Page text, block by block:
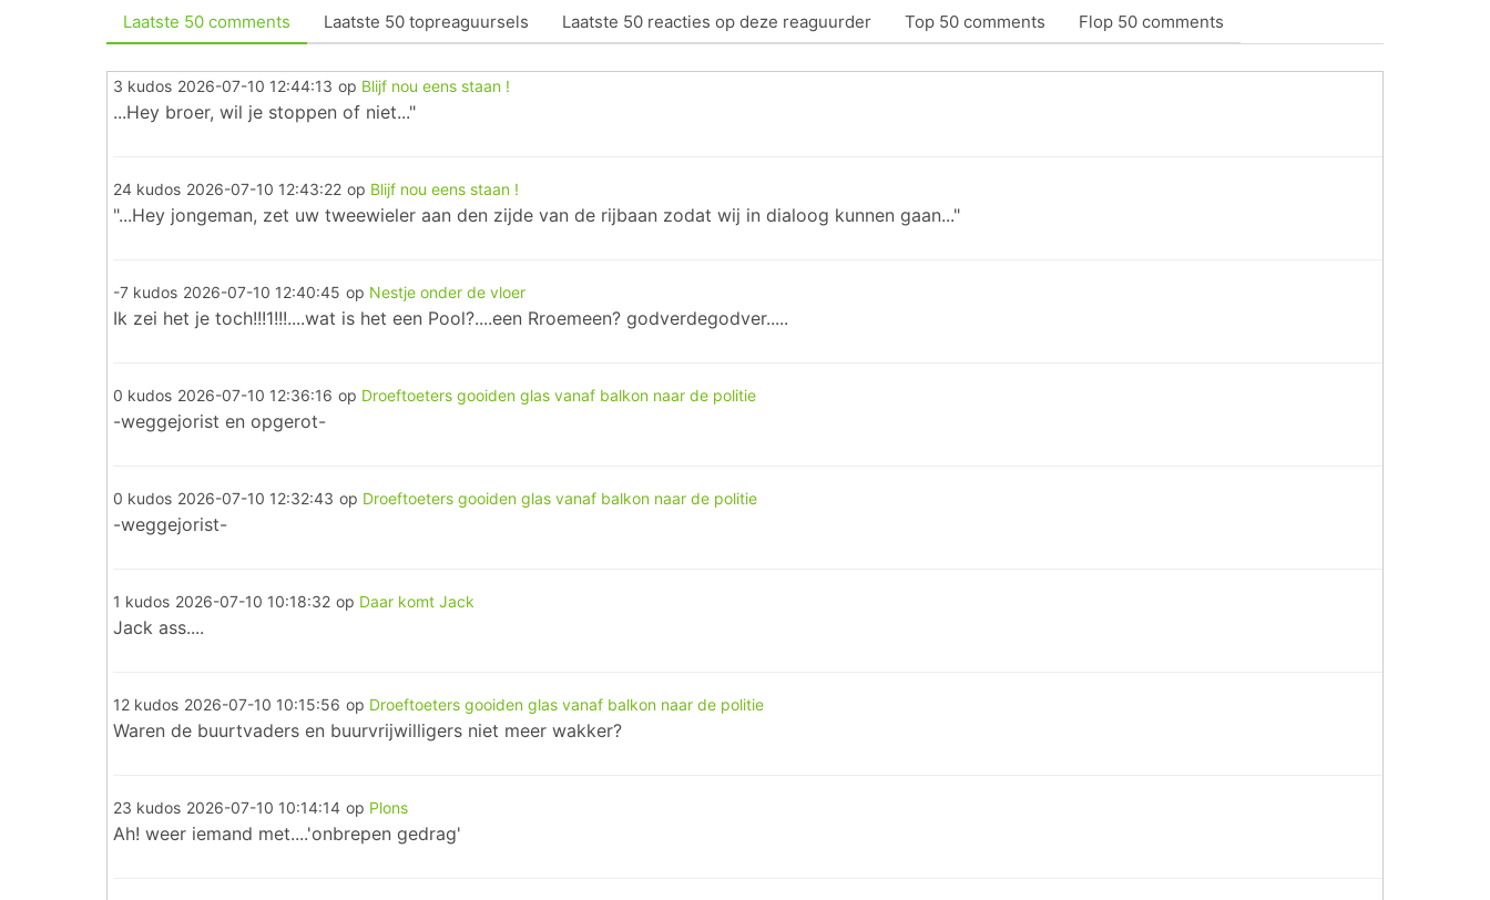
Laatste 50 comments Laatste 50 topreaguursels Laatste 50 reacties op deze reaguurder Top 50 comments Flop 50 comments
3 kudos 2026-07-10 12:44:13 op Blijf nou eens staan !
...Hey broer, wil je stoppen of niet..."
24 kudos 2026-07-10 12:43:22 op Blijf nou eens staan !
"...Hey jongeman, zet uw tweewieler aan den zijde van de rijbaan zodat wij in dialoog kunnen gaan..."
-7 kudos 2026-07-10 12:40:45 op Nestje onder de vloer
Ik zei het je toch!!!1!!!....wat is het een Pool?....een Rroemeen? godverdegodver.....
0 kudos 2026-07-10 12:36:16 op Droeftoeters gooiden glas vanaf balkon naar de politie
-weggejorist en opgerot-
0 kudos 2026-07-10 12:32:43 op Droeftoeters gooiden glas vanaf balkon naar de politie
-weggejorist-
1 kudos 2026-07-10 10:18:32 op Daar komt Jack
Jack ass....
12 kudos 2026-07-10 10:15:56 op Droeftoeters gooiden glas vanaf balkon naar de politie
Waren de buurtvaders en buurvrijwilligers niet meer wakker?
23 kudos 2026-07-10 10:14:14 op Plons
Ah! weer iemand met....'onbrepen gedrag'